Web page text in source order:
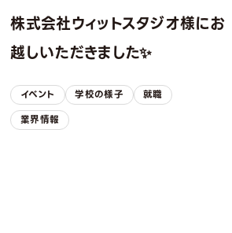
株式会社ウィットスタジオ様にお
越しいただきました✨
イベント 学校の様子
就職
業界情報